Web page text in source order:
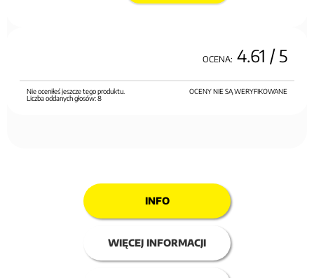
OCENA: 4.61 / 5
OCENY NIE SĄ WERYFIKOWANE
Nie oceniłeś jeszcze tego produktu.
Liczba oddanych głosów:8
INFO
WIĘCEJ INFORMACJI